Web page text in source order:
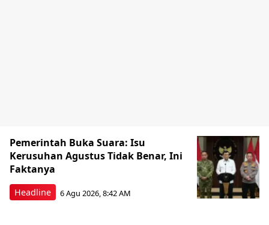
Headline
Pemerintah Buka Suara: Isu
Kerusuhan Agustus Tidak Benar, Ini
Faktanya
6 Agu 2026, 8:42 AM